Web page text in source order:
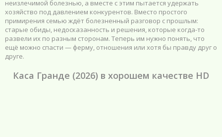
неизлечимой болезнью, а вместе с этим пытается удержать
хозяйство под давлением конкурентов. Вместо простого
примирения семью ждёт болезненный разговор с прошлым:
старые обиды, недосказанность и решения, которые когда-то
развели их по разным сторонам. Теперь им нужно понять, что
ещё можно спасти — ферму, отношения или хотя бы правду друг о
друге.
Каса Гранде (2026) в хорошем качестве HD